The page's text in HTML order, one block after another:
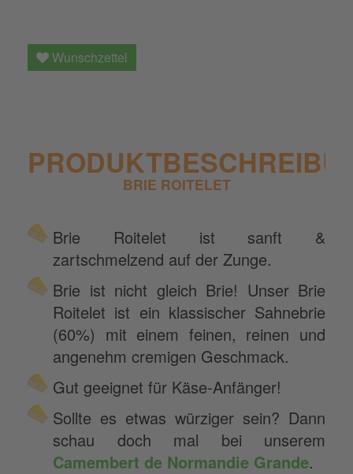
Wunschzettel
BRIE ROITELET
Brie Roitelet ist sanft &
zartschmelzend auf der Zunge.
Brie ist nicht gleich Brie! Unser Brie
Roitelet ist ein klassischer Sahnebrie
(60%) mit einem feinen, reinen und
angenehm cremigen Geschmack.
Gut geeignet für Käse-Anfänger!
Sollte es etwas würziger sein? Dann
schau doch mal bei unserem
Camembert de Normandie Grande.